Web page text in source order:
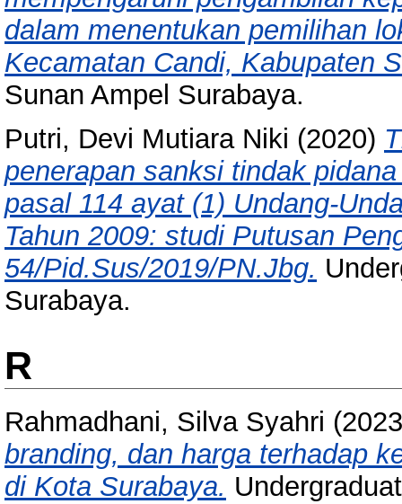
dalam menentukan pemilihan
Kecamatan Candi, Kabupaten
Sunan Ampel Surabaya.
Putri, Devi Mutiara Niki (2020)
penerapan sanksi tindak
pasal 114 ayat (1) Undang-
Tahun 2009: studi Putusan
54/Pid.Sus/2019/PN.Jbg.
Surabaya.
R
Rahmadhani, Silva Syahri
branding, dan harga terhadap
di Kota Surabaya.